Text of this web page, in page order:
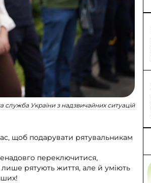
служба України з надзвичайних ситуацій
щоб подарувати рятувальникам
переключитися,
рятують життя, але й уміють